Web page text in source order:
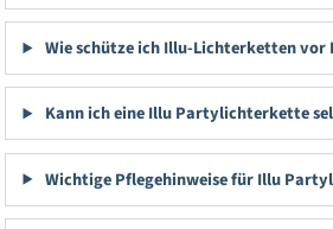
Wie schütze ich Illu-Lichterketten vor
Kann ich eine Illu Partylichterkette
Wichtige Pflegehinweise für Illu